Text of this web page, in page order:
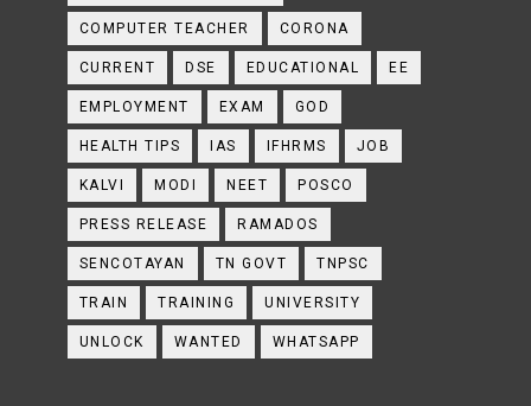
COMPUTER TEACHER CORONA
CURRENT DSE EDUCATIONAL EE
EMPLOYMENT EXAM GOD
HEALTH TIPS IAS IFHRMS JOB
KALVI MODI NEET POSCO
PRESS RELEASE RAMADOS
SENCOTAYAN TN GOVT TNPSC
TRAIN TRAINING UNIVERSITY
UNLOCK WANTED WHATSAPP